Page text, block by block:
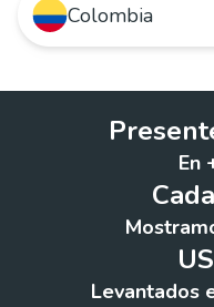
Quiero ir a Houm Chile
Quiero rentar o comprar
Colombia
Quiero arrendar o
Quiero publicar mi
Quiero ir a Houm
En
Levantados